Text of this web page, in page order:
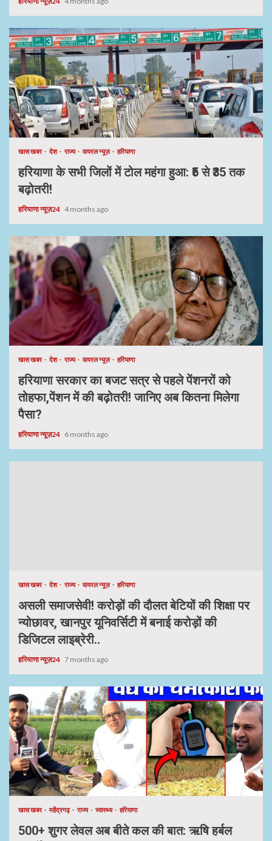
खास खबर देश राज्य वायरल न्यूज़ हरियाणा
हरियाणा के सभी जिलों में टोल महंगा हुआ: ₹5 से ₹35 तक
बढ़ोतरी!
हरियाणा न्यूज़24 4 months ago
खास खबर देश राज्य वायरल न्यूज़ हरियाणा
हरियाणा सरकार का बजट सत्र से पहले पेंशनरों को
तोहफा,पेंशन में की बढ़ोतरी! जानिए अब कितना मिलेगा
पैसा?
हरियाणा न्यूज़24 6 months ago
खास खबर देश राज्य वायरल न्यूज़ हरियाणा
असली समाजसेवी! करोड़ों की दौलत बेटियों की शिक्षा पर
न्योछावर, खानपुर यूनिवर्सिटी में बनाई करोड़ों की
डिजिटल लाइब्रेरी..
हरियाणा न्यूज़24 7 months ago
खास खबर महेंद्रगढ़ राज्य स्वास्थ्य हरियाणा
500+ शुगर लेवल अब बीते कल की बात: ऋषि हर्बल